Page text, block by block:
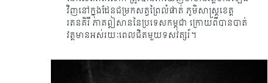
វិញនៅក្នុងដែនជម្រកសត្វព្រៃលំផាត់ ភូមិសាស្ត្រខេត្ត
រតនគិរី ភាគឦសាននៃប្រទេសកម្ពុជា ក្រោយពីបានបាត់
វត្តមានអស់រយៈពេលជិតមួយទសវត្សរ៍។